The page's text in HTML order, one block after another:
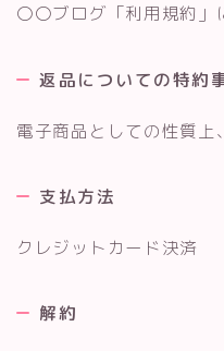
〇〇ブログ「利用規約」
返品についての特約
電子商品としての性質上
支払方法
クレジットカード決済
解約